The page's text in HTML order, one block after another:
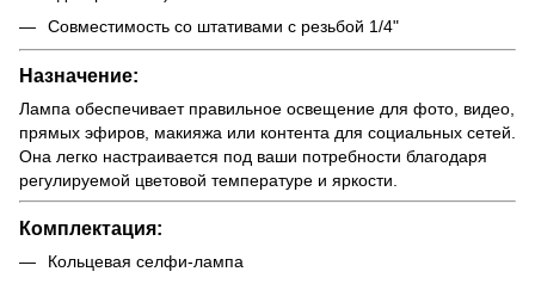
Совместимость со штативами с резьбой 1/4"
Назначение:
Лампа обеспечивает правильное освещение для фото, видео,
прямых эфиров, макияжа или контента для социальных сетей.
Она легко настраивается под ваши потребности благодаря
регулируемой цветовой температуре и яркости.
Комплектация:
Кольцевая селфи-лампа